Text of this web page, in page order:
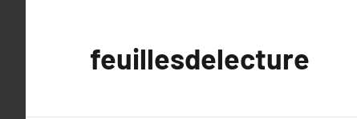
feuillesdelecture